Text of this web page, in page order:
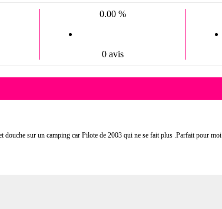
0.00 %
0 avis
sur un camping car Pilote de 2003 qui ne se fait plus .Parfait pour moi .